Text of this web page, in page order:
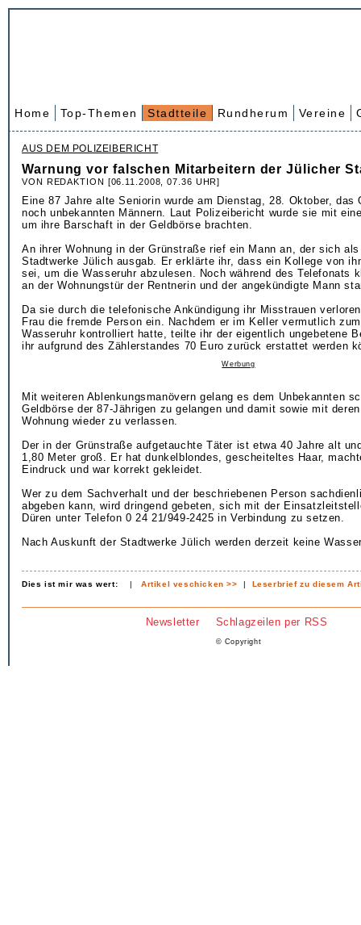
Home Top-Themen Stadtteile Rundherum Vereine
AUS DEM POLIZEIBERICHT
Warnung vor falschen Mitarbeitern der Jülicher
VON REDAKTION [06.11.2008, 07.36 UHR]
Eine 87 Jahre alte Seniorin wurde am Dienstag, 28. Oktober, das
noch unbekannten Männern. Laut Polizeibericht wurde sie mit
um ihre Barschaft in der Geldbörse brachten.
An ihrer Wohnung in der Grünstraße rief ein Mann an, der sich
Stadtwerke Jülich ausgab. Er erklärte ihr, dass ein Kollege von
sei, um die Wasseruhr abzulesen. Noch während des Telefonats
an der Wohnungstür der Rentnerin und der angekündigte Mann
Da sie durch die telefonische Ankündigung ihr Misstrauen
Frau die fremde Person ein. Nachdem er im Keller vermutlich
Wasseruhr kontrolliert hatte, teilte ihr der eigentlich ungebetene
ihr aufgrund des Zählerstandes 70 Euro zurück erstattet werden
Werbung
Mit weiteren Ablenkungsmanövern gelang es dem Unbekannten
Geldbörse der 87-Jährigen zu gelangen und damit sowie mit
Wohnung wieder zu verlassen.
Der in der Grünstraße aufgetauchte Täter ist etwa 40 Jahre alt
1,80 Meter groß. Er hat dunkelblondes, gescheiteltes Haar,
Eindruck und war korrekt gekleidet.
Wer zu dem Sachverhalt und der beschriebenen Person
abgeben kann, wird dringend gebeten, sich mit der
Düren unter Telefon 0 24 21/949-2425 in Verbindung zu setzen.
Nach Auskunft der Stadtwerke Jülich werden derzeit keine
Dies ist mir was wert: |Artikel veschicken >> | Leserbrief zu diesem
Newsletter Schlagzeilen per RSS
© Copyright